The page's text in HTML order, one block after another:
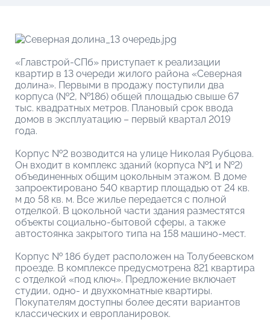
«Главстрой-СПб» приступает к реализации
квартир в 13 очереди жилого района «Северная
долина». Первыми в продажу поступили два
корпуса (№2, №18б) общей площадью свыше 67
тыс. квадратных метров. Плановый срок ввода
домов в эксплуатацию – первый квартал 2019
года.
Корпус №2 возводится на улице Николая Рубцова.
Он входит в комплекс зданий (корпуса №1 и №2)
объединенных общим цокольным этажом. В доме
запроектировано 540 квартир площадью от 24 кв.
м до 58 кв. м. Все жилье передается с полной
отделкой. В цокольной части здания разместятся
объекты социально-бытовой сферы, а также
автостоянка закрытого типа на 158 машино-мест.
Корпус № 18б будет расположен на Толубеевском
проезде. В комплексе предусмотрена 821 квартира
с отделкой «под ключ». Предложение включает
студии, одно- и двухкомнатные квартиры.
Покупателям доступны более десяти вариантов
классических и европланировок.